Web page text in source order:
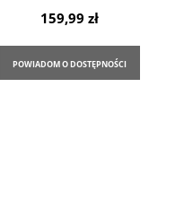
159,99 zł
POWIADOM O DOSTĘPNOŚCI